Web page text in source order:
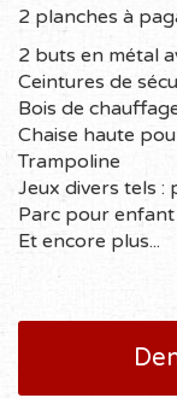
2 planches à
2 buts en métal
Ceintures de
Bois de
Chaise haute
Trampoline
Jeux divers tels
Parc pour
Et encore plus...